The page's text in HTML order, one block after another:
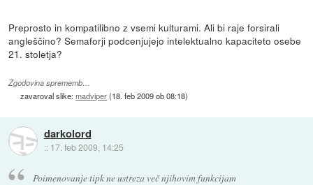
Preprosto in kompatilibno z vsemi kulturami. Ali bi raje forsirali
angleščino? Semaforji podcenjujejo intelektualno kapaciteto osebe
21. stoletja?
Zgodovina sprememb…
zavaroval slike:madviper(18. feb 2009 ob 08:18)
darkolord
:: 17. feb 2009, 14:25
Poimenovanje tipk ne ustreza več njihovim funkcijam